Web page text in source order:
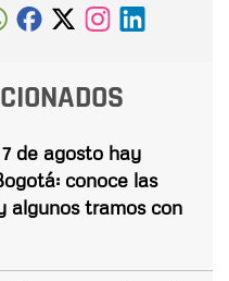
de agosto hay
conoce las
algunos tramos con